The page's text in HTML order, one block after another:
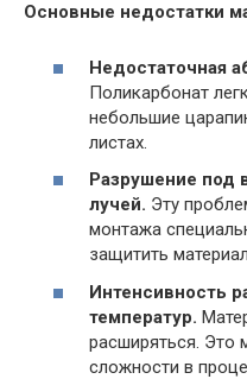
Основные недостатки
Недостаточная
Поликарбонат
небольшие
листах.
Разрушение под
лучей. Эту
монтажа
защитить
Интенсивность
температур.
расширяться. Это
сложности в